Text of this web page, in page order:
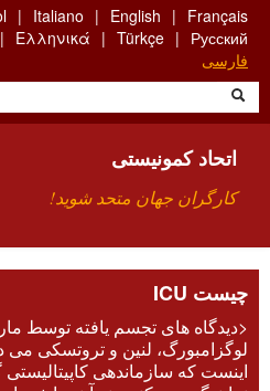
Skip
main
content
Français
English
Italiano
Русский
Türkçe
Ελληνικά
فارسی
اتحاد کمونیستی
کارگران جهان متحد شوید!
معارفه
چیست ICU
جستجو
چیست ICU
<دیدگاه های تجسم یافته توسط
لوگزامبورگ، لنین و تروتسکی می
اینست که سازماندهی